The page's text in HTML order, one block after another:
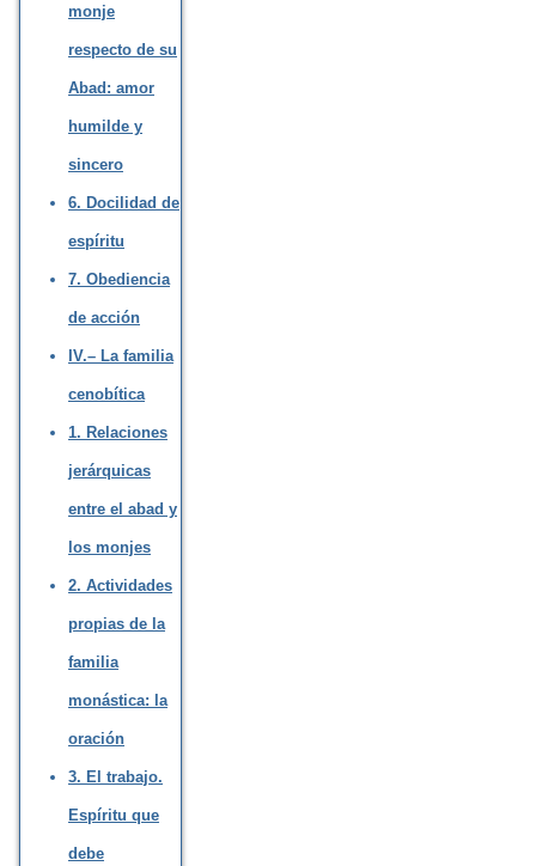
monje
respecto de su
Abad: amor
humilde y
sincero
6. Docilidad de
espíritu
7. Obediencia
de acción
IV.– La familia
cenobítica
1. Relaciones
jerárquicas
entre el abad y
los monjes
2. Actividades
propias de la
familia
monástica: la
oración
3. El trabajo.
Espíritu que
debe